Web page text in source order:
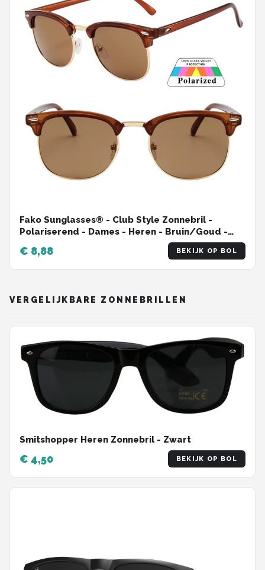
Fako Sunglasses® - Club Style Zonnebril -
Polariserend - Dames - Heren - Bruin/Goud -
€ 8,88 BEKIJK OP BOL
VERGELIJKBARE ZONNEBRILLEN
Smitshopper Heren Zonnebril - Zwart
€ 4,50 BEKIJK OP BOL